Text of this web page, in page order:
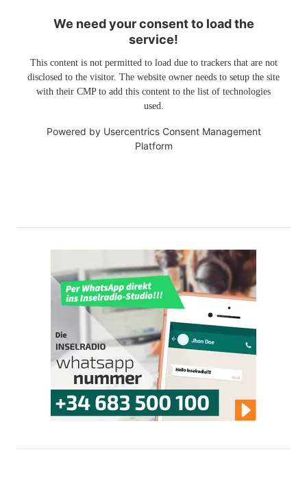
We need your consent to load the
service!
This content is not permitted to load due to trackers that are not
disclosed to the visitor. The website owner needs to setup the site
with their CMP to add this content to the list of technologies
used.
Powered by Usercentrics Consent Management
Platform